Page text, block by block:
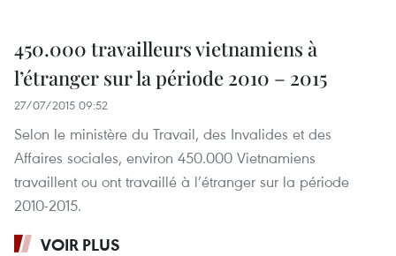
450.000 travailleurs vietnamiens à
l’étranger sur la période 2010 – 2015
27/07/2015 09:52
Selon le ministère du Travail, des Invalides et des
Affaires sociales, environ 450.000 Vietnamiens
travaillent ou ont travaillé à l’étranger sur la période
2010-2015.
VOIR PLUS